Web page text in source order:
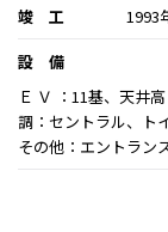
竣 工
1993
設 備
Ｅ Ｖ ：11基、天井
調：セントラル、
その他：エントラン